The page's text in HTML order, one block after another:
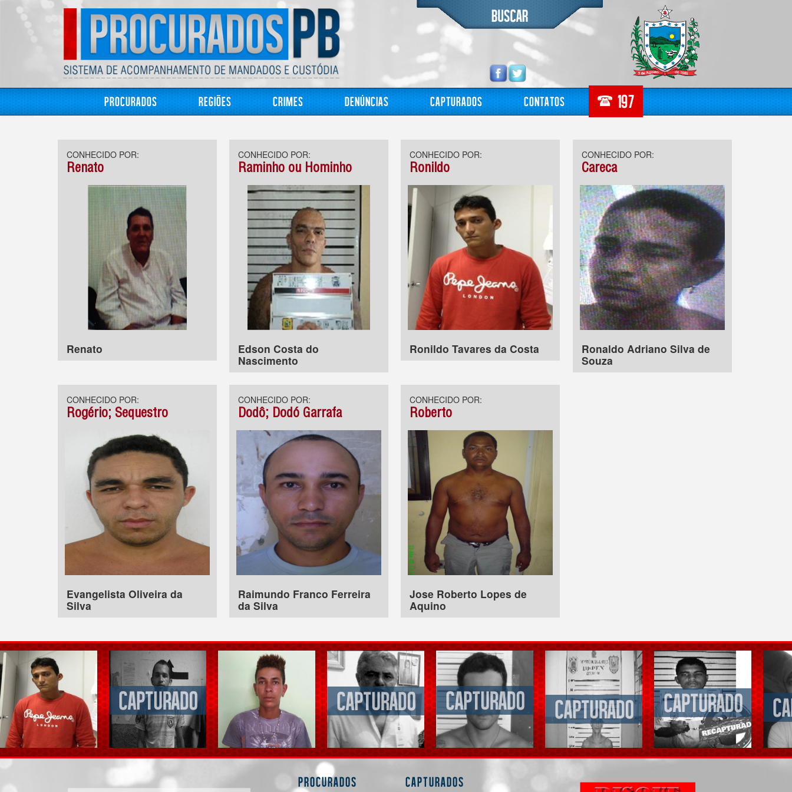
Procurados Regiões Crimes Denúncias Capturados Contatos
CONHECIDO POR:
Renato
Renato
CONHECIDO POR:
Raminho ou Hominho
Edson Costa do
Nascimento
CONHECIDO POR:
Ronildo
Ronildo Tavares da Costa
CONHECIDO POR:
Careca
Ronaldo Adriano Silva de
Souza
CONHECIDO POR:
Rogério; Sequestro
Evangelista Oliveira da
Silva
CONHECIDO POR:
Dodô; Dodó Garrafa
Raimundo Franco Ferreira
da Silva
CONHECIDO POR:
Roberto
Jose Roberto Lopes de
Aquino
Procurados Capturados